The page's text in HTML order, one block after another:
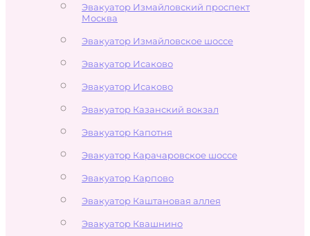
Эвакуатор Измайловский проспект
Москва
Эвакуатор Измайловское шоссе
Эвакуатор Исаково
Эвакуатор Исаково
Эвакуатор Казанский вокзал
Эвакуатор Капотня
Эвакуатор Карачаровское шоссе
Эвакуатор Карпово
Эвакуатор Каштановая аллея
Эвакуатор Квашнино